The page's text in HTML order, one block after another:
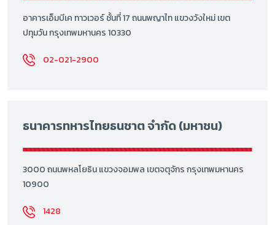
อาคารเอ็มบีเค ทาวเวอร์ ชั้นที่ 17 ถนนพญาไท แขวงวังใหม่ เขต
ปทุมวัน กรุงเทพมหานคร 10330
02-021-2900
ธนาคารทหารไทยธนชาต จำกัด (มหาชน)
3000 ถนนพหลโยธิน แขวงจอมพล เขตจตุจักร กรุงเทพมหานคร
10900
1428